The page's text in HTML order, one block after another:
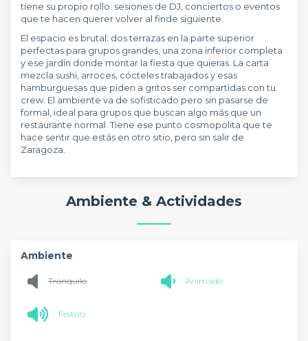
tiene su propio rollo: sesiones de DJ, conciertos o eventos
que te hacen querer volver al finde siguiente.
El espacio es brutal: dos terrazas en la parte superior
perfectas para grupos grandes, una zona inferior completa
y ese jardín donde montar la fiesta que quieras. La carta
mezcla sushi, arroces, cócteles trabajados y esas
hamburguesas que piden a gritos ser compartidas con tu
crew. El ambiente va de sofisticado pero sin pasarse de
formal, ideal para grupos que buscan algo más que un
restaurante normal. Tiene ese punto cosmopolita que te
hace sentir que estás en otro sitio, pero sin salir de
Zaragoza.
Ambiente & Actividades
Ambiente
Tranquilo Animado
Festivo